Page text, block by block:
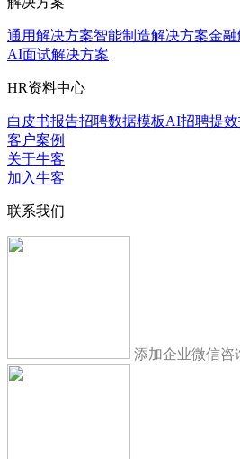
通用解决方案智能制造解决方案金融
AI面试解决方案
HR资料中心
白皮书报告招聘数据模板AI招聘提
客户案例
关于牛客
加入牛客
联系我们
添加企业微信咨